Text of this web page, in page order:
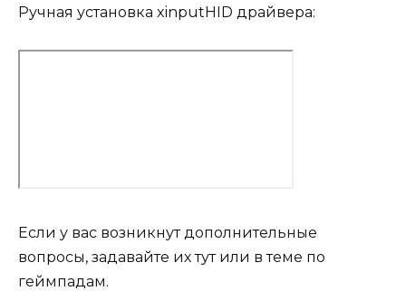
Ручная установка xinputHID драйвера:
Если у вас возникнут дополнительные
вопросы, задавайте их тут или в теме по
геймпадам.